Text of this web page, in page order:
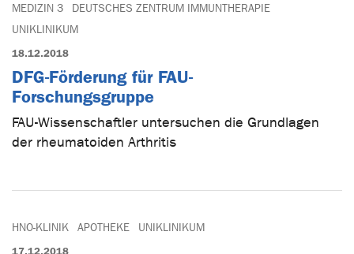
MEDIZIN 3
DEUTSCHES ZENTRUM IMMUNTHERAPIE
UNIKLINIKUM
18.12.2018
DFG-Förderung für FAU-
Forschungsgruppe
FAU-Wissenschaftler untersuchen die Grundlagen
der rheumatoiden Arthritis
HNO-KLINIK APOTHEKE UNIKLINIKUM
17.12.2018